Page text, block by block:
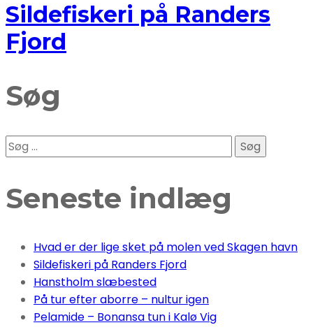
Sildefiskeri på Randers
Fjord
Søg
Søg
efter:
Seneste indlæg
Hvad er der lige sket på molen ved Skagen havn
Sildefiskeri på Randers Fjord
Hanstholm slæbested
På tur efter aborre – nultur igen
Pelamide – Bonansa tun i Kalø Vig